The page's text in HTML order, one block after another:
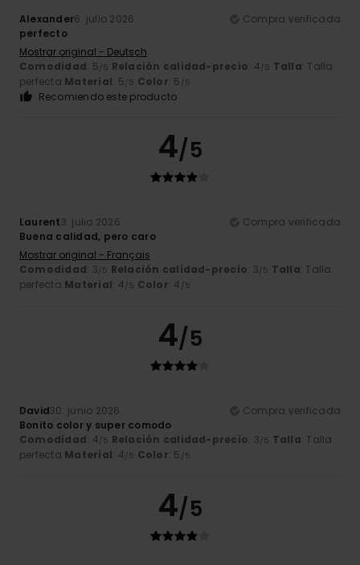
Alexander6. julio 2026
Compra verificada
perfecto
Mostrar original - Deutsch
Comodidad: 5/5 Relación calidad-precio: 4/5 Talla: Talla
perfecta Material: 5/5 Color: 5 /5
Recomiendo este producto
4/5
Laurent3. julio 2026
Compra verificada
Buena calidad, pero caro
Mostrar original - Français
Comodidad: 3/5 Relación calidad-precio: 3/5 Talla: Talla
perfecta Material: 4/5 Color: 4 /5
4/5
David30. junio 2026
Compra verificada
Bonito color y super comodo
Comodidad: 4/5 Relación calidad-precio: 3/5 Talla: Talla
perfecta Material: 4/5 Color: 5 /5
4/5